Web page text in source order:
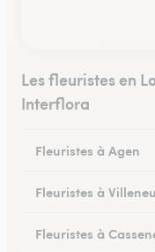
Les fleuristes en
Interflora
Fleuristes à Agen
Fleuristes à
Fleuristes à